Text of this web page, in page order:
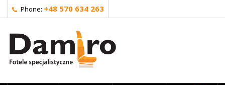
Phone: +48 570 634 263